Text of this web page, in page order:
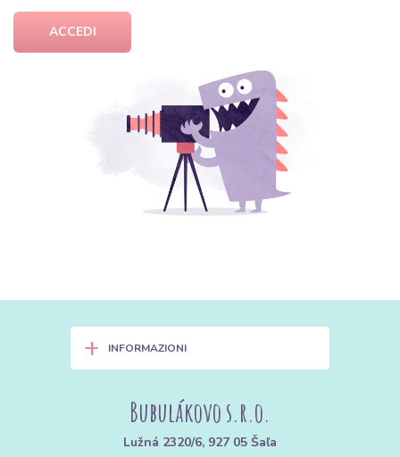
ACCEDI
+ INFORMAZIONI
Bubulákovo s.r.o.
Lužná 2320/6, 927 05 Šaľa